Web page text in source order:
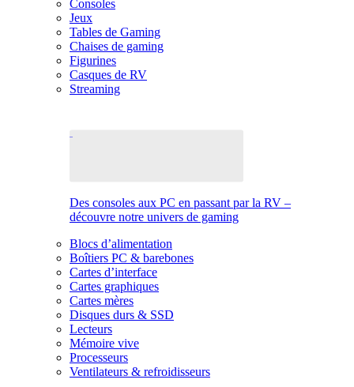
Consoles
Jeux
Tables de Gaming
Chaises de gaming
Figurines
Casques de RV
Streaming
Des consoles aux PC en passant par la RV –
découvre notre univers de gaming
Blocs d’alimentation
Boîtiers PC & barebones
Cartes d’interface
Cartes graphiques
Cartes mères
Disques durs & SSD
Lecteurs
Mémoire vive
Processeurs
Ventilateurs & refroidisseurs